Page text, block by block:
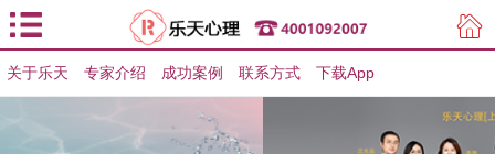
用户登录 用户注册
关于乐天 专家介绍 成功案例 联系方式 下载App